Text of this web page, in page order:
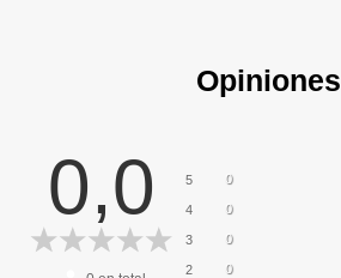
Opiniones
0,0 5 0
4 0
3 0
2 0